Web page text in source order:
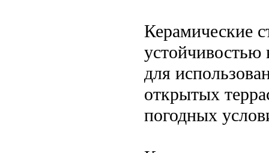
Керамические
устойчивостью
для
открытых
погодных